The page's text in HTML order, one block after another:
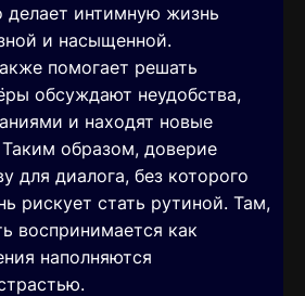
делает интимную жизнь
и насыщенной.
помогает решать
обсуждают неудобства,
и находят новые
образом, доверие
для диалога, без которого
рискует стать рутиной. Там,
воспринимается как
наполняются